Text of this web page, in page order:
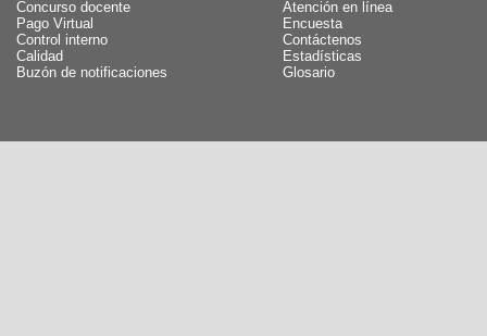
Concurso docente
Pago Virtual
Control interno
Calidad
Buzón de notificaciones
Atención en línea
Encuesta
Contáctenos
Estadísticas
Glosario